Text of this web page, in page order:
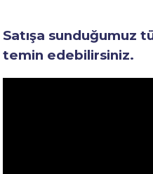
Satışa sunduğumuz
temin edebilirsiniz.